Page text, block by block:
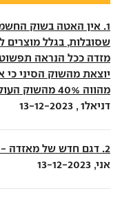
1. אין האטה בשוק
שסובלות, בגלל מוצרים
יוצאת מהשוק הסיני כי
מהווה 40% מהשוק העולמי.
דניאל1 , 13-12-2023
2. דגם חדש של מאזדה - סוס עם עגלה
אני, 13-12-2023